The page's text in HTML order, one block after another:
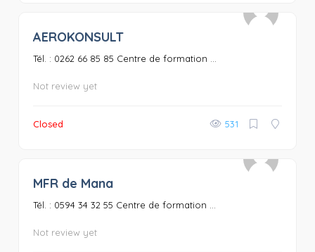
AEROKONSULT
Tél. : 0262 66 85 85 Centre de formation ...
Not review yet
Closed 531
MFR de Mana
Tél. : 0594 34 32 55 Centre de formation ...
Not review yet